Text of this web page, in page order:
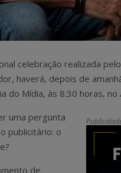
celebração realizada
haverá, depois de
do Mídia, às 8:30 horas,
uma pergunta
publicitário: o
de